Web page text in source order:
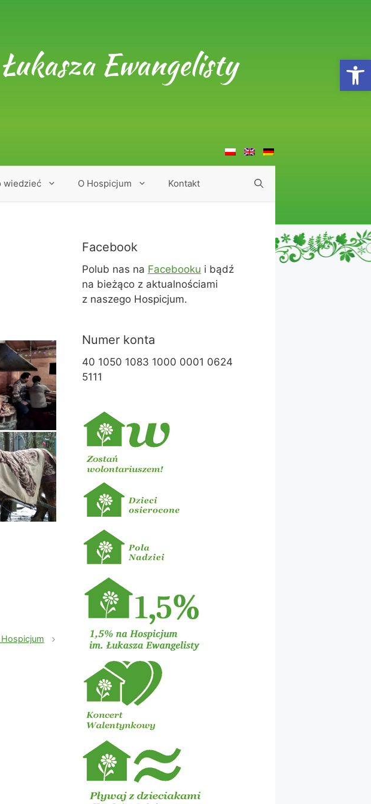
Ewangelisty
wiedzieć O Hospicjum Kontakt
Facebook
Polub nas na Facebooku i bądź
na bieżąco z aktualnościami
z naszego Hospicjum.
Numer konta
40 1050 1083 1000 0001 0624
5111